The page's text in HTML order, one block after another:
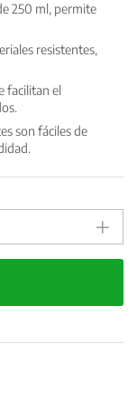
250 ml, permite
resistentes,
facilitan el
son fáciles de